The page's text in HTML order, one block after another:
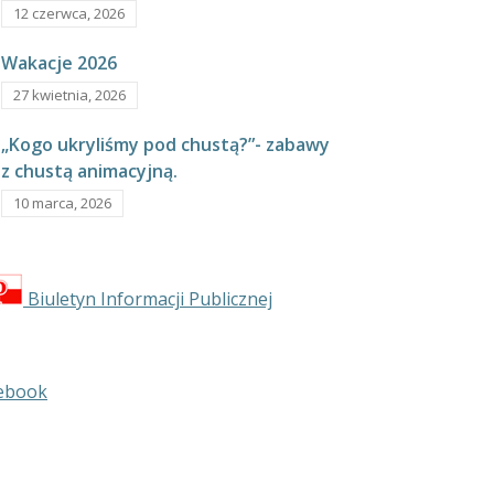
12 czerwca, 2026
Wakacje 2026
27 kwietnia, 2026
„Kogo ukryliśmy pod chustą?”- zabawy
z chustą animacyjną.
10 marca, 2026
Biuletyn Informacji Publicznej